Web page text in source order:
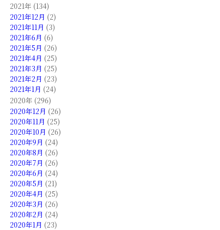
2021年 (134)
2021年12月 (2)
2021年11月 (3)
2021年6月 (6)
2021年5月 (26)
2021年4月 (25)
2021年3月 (25)
2021年2月 (23)
2021年1月 (24)
2020年 (296)
2020年12月 (26)
2020年11月 (25)
2020年10月 (26)
2020年9月 (24)
2020年8月 (26)
2020年7月 (26)
2020年6月 (24)
2020年5月 (21)
2020年4月 (25)
2020年3月 (26)
2020年2月 (24)
2020年1月 (23)